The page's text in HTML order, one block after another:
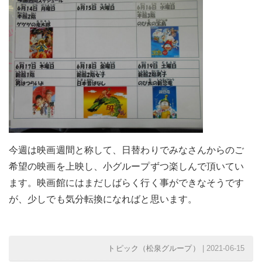
今週は映画週間と称して、日替わりでみなさんからのご
希望の映画を上映し、小グループずつ楽しんで頂いてい
ます。映画館にはまだしばらく行く事ができなそうです
が、少しでも気分転換になればと思います。
トピック（松泉グループ） | 2021-06-15